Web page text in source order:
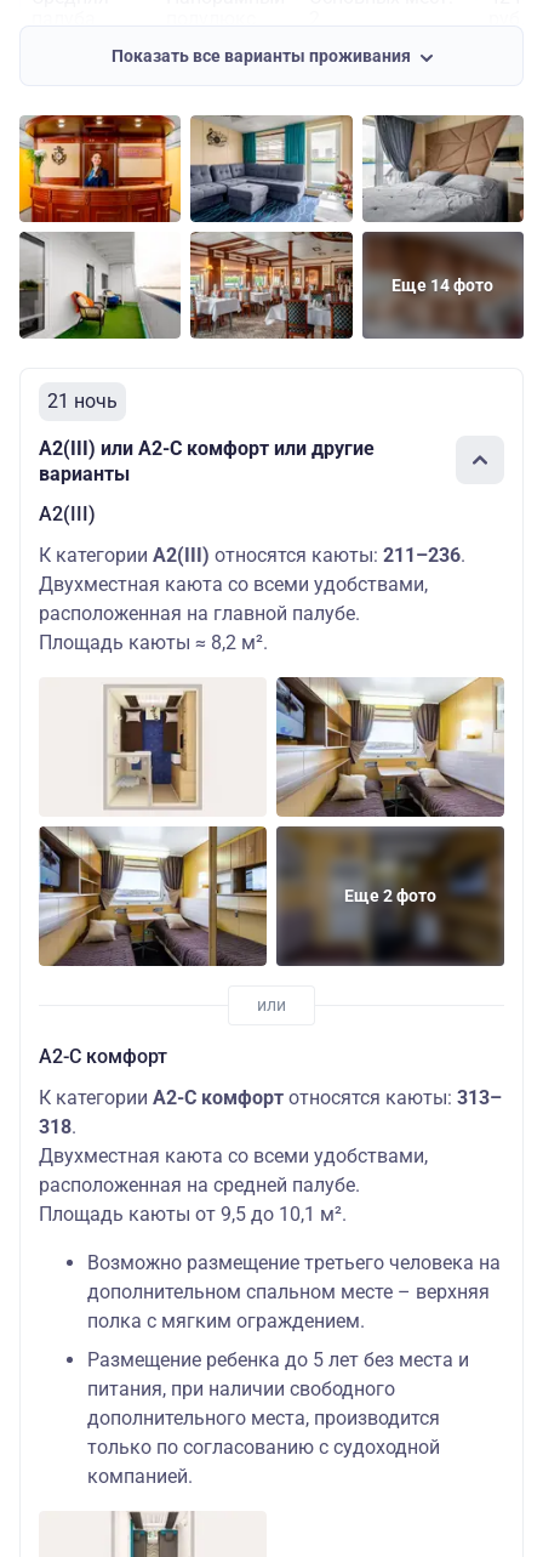
Шлюпочная
Основных мест:
Шлюпочная
палуба
Полулюкс с
балконом Б-
С
Основных мест:
2
Дополнительных
мест: 1
руб.
Шлюпочная
палуба
Полулюкс с
балконом Б
Основных мест:
2
руб.
Шлюпочная
Полулюкс с
Основных мест:
2
Показать все варианты проживания
Еще 14 фото
21 ночь
А2(III) или А2-С комфорт или другие
варианты
А2(III)
К категории А2(III) относятся каюты: 211–236.
Двухместная каюта со всеми удобствами,
расположенная на главной палубе.
Площадь каюты ≈ 8,2 м².
Еще 2 фото
А2-С комфорт
К категории А2-С комфорт относятся каюты: 313–
318.
Двухместная каюта со всеми удобствами,
расположенная на средней палубе.
Площадь каюты от 9,5 до 10,1 м².
Возможно размещение третьего человека на
дополнительном спальном месте – верхняя
полка с мягким ограждением.
Размещение ребенка до 5 лет без места и
питания, при наличии свободного
дополнительного места, производится
только по согласованию с судоходной
компанией.